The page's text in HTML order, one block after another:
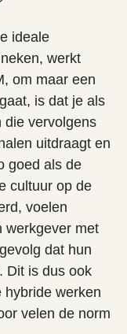
ideale
werkt
om maar een
is dat je als
die vervolgens
uitdraagt en
goed als de
cultuur op de
voelen
werkgever met
dat hun
Dit is dus ook
hybride werken
velen de norm